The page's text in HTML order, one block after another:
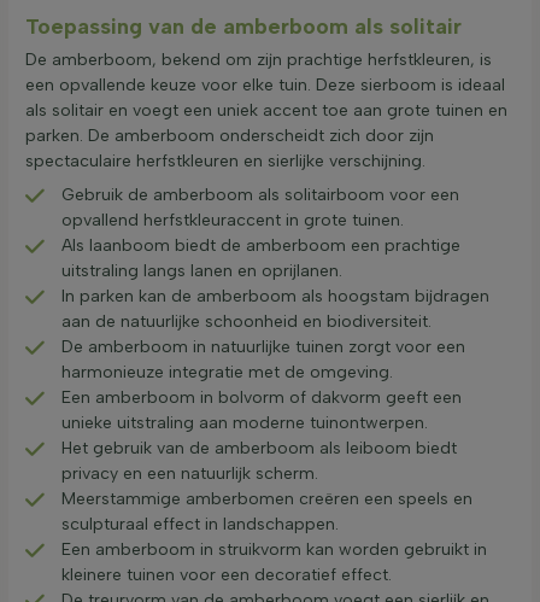
Toepassing van de amberboom als solitair
De amberboom, bekend om zijn prachtige herfstkleuren, is
een opvallende keuze voor elke tuin. Deze sierboom is ideaal
als solitair en voegt een uniek accent toe aan grote tuinen en
parken. De amberboom onderscheidt zich door zijn
spectaculaire herfstkleuren en sierlijke verschijning.
Gebruik de amberboom als solitairboom voor een
opvallend herfstkleuraccent in grote tuinen.
Als laanboom biedt de amberboom een prachtige
uitstraling langs lanen en oprijlanen.
In parken kan de amberboom als hoogstam bijdragen
aan de natuurlijke schoonheid en biodiversiteit.
De amberboom in natuurlijke tuinen zorgt voor een
harmonieuze integratie met de omgeving.
Een amberboom in bolvorm of dakvorm geeft een
unieke uitstraling aan moderne tuinontwerpen.
Het gebruik van de amberboom als leiboom biedt
privacy en een natuurlijk scherm.
Meerstammige amberbomen creëren een speels en
sculpturaal effect in landschappen.
Een amberboom in struikvorm kan worden gebruikt in
kleinere tuinen voor een decoratief effect.